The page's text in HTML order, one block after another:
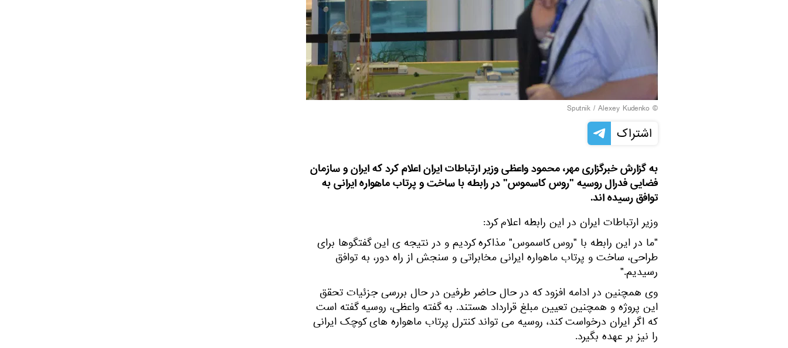
© Sputnik / Alexey Kudenko
اشتراک
به گزارش خبرگزاری مهر، محمود واعظی وزیر ارتباطات ایران اعلام کرد که ایران و سازمان
فضایی فدرال روسیه "روس کاسموس" در رابطه با ساخت و پرتاب ماهواره ایرانی به
توافق رسیده اند.
وزیر ارتباطات ایران در این رابطه اعلام کرد:
"ما در این رابطه با "روس کاسموس" مذاکره کردیم و در نتیجه ی این گفتگوها برای
طراحی، ساخت و پرتاب ماهواره ایرانی مخابراتی و سنجش از راه دور، به توافق
رسیدیم."
وی همچنین در ادامه افزود که در حال حاضر طرفین در حال بررسی جزئیات تحقق
این پروژه و همچنین تعیین مبلغ قرارداد هستند. به گفته واعظی، روسیه گفته است
که اگر ایران درخواست کند، روسیه می تواند کنترل پرتاب ماهواره های کوچک ایرانی
را نیز بر عهده بگیرد.